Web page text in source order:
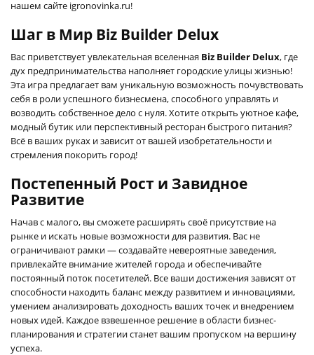
нашем сайте igronovinka.ru!
Шаг в Мир Biz Builder Delux
Вас приветствует увлекательная вселенная Biz Builder Delux, где
дух предпринимательства наполняет городские улицы жизнью!
Эта игра предлагает вам уникальную возможность почувствовать
себя в роли успешного бизнесмена, способного управлять и
возводить собственное дело с нуля. Хотите открыть уютное кафе,
модный бутик или перспективный ресторан быстрого питания?
Всё в ваших руках и зависит от вашей изобретательности и
стремления покорить город!
Постепенный Рост и Завидное
Развитие
Начав с малого, вы сможете расширять своё присутствие на
рынке и искать новые возможности для развития. Вас не
ограничивают рамки — создавайте невероятные заведения,
привлекайте внимание жителей города и обеспечивайте
постоянный поток посетителей. Все ваши достижения зависят от
способности находить баланс между развитием и инновациями,
умением анализировать доходность ваших точек и внедрением
новых идей. Каждое взвешенное решение в области бизнес-
планирования и стратегии станет вашим пропуском на вершину
успеха.